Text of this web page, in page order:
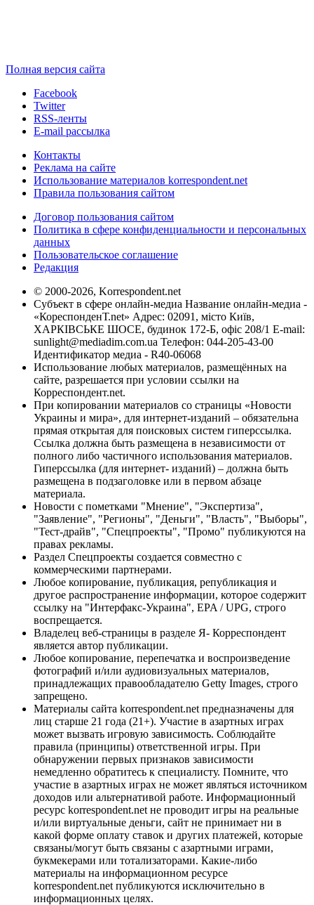
Полная версия сайта
Facebook
Twitter
RSS-ленты
E-mail рассылка
Контакты
Реклама на сайте
Использование материалов korrespondent.net
Правила пользования сайтом
Договор пользования сайтом
Политика в сфере конфиденциальности и персональных
данных
Пользовательское соглашение
Редакция
© 2000-2026, Korrespondent.net
Субъект в сфере онлайн-медиа Название онлайн-медиа -
«КореспонденТ.net» Адрес: 02091, місто Київ,
ХАРКІВСЬКЕ ШОСЕ, будинок 172-Б, офіс 208/1 E-mail:
sunlight@mediadim.com.ua Телефон: 044-205-43-00
Идентификатор медиа - R40-06068
Использование любых материалов, размещённых на
сайте, разрешается при условии ссылки на
Корреспондент.net.
При копировании материалов со страницы «Новости
Украины и мира», для интернет-изданий – обязательна
прямая открытая для поисковых систем гиперссылка.
Ссылка должна быть размещена в независимости от
полного либо частичного использования материалов.
Гиперссылка (для интернет- изданий) – должна быть
размещена в подзаголовке или в первом абзаце
материала.
Новости с пометками "Мнение", "Экспертиза",
"Заявление", "Регионы", "Деньги", "Власть", "Выборы",
"Тест-драйв", "Спецпроекты", "Промо" публикуются на
правах рекламы.
Раздел Спецпроекты создается совместно с
коммерческими партнерами.
Любое копирование, публикация, републикация и
другое распространение информации, которое содержит
ссылку на "Интерфакс-Украина", EPA / UPG, строго
воспрещается.
Владелец веб-страницы в разделе Я- Корреспондент
является автор публикации.
Любое копирование, перепечатка и воспроизведение
фотографий и/или аудиовизуальных материалов,
принадлежащих правообладателю Getty Images, строго
запрещено.
Материалы сайта korrespondent.net предназначены для
лиц старше 21 года (21+). Участие в азартных играх
может вызвать игровую зависимость. Соблюдайте
правила (принципы) ответственной игры. При
обнаружении первых признаков зависимости
немедленно обратитесь к специалисту. Помните, что
участие в азартных играх не может являться источником
доходов или альтернативой работе. Информационный
ресурс korrespondent.net не проводит игры на реальные
и/или виртуальные деньги, сайт не принимает ни в
какой форме оплату ставок и других платежей, которые
связаны/могут быть связаны с азартными играми,
букмекерами или тотализаторами. Какие-либо
материалы на информационном ресурсе
korrespondent.net публикуются исключительно в
информационных целях.